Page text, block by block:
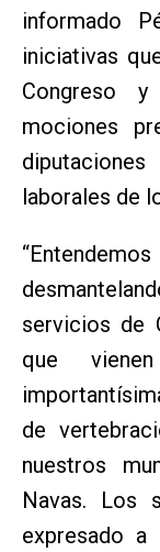
informado
iniciativas
Congreso
mociones
laborales de
servicios de
que
de
nuestros
Navas. Los
expresado a